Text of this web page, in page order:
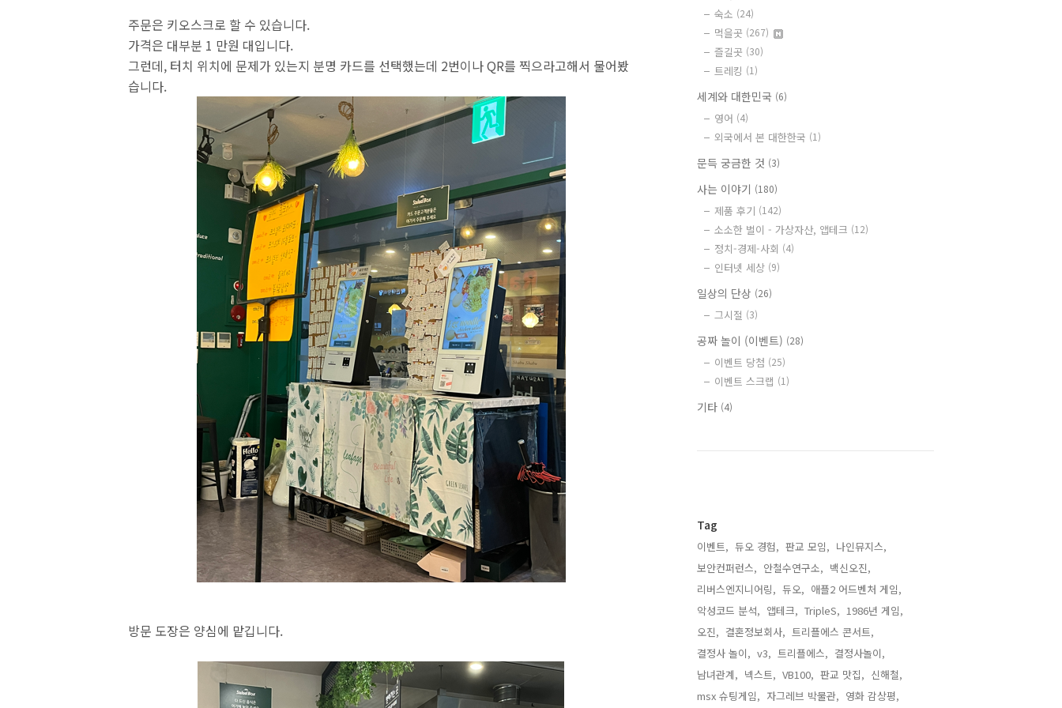
주문은 키오스크로 할 수 있습니다.
가격은 대부분 1 만원 대입니다.
그런데, 터치 위치에 문제가 있는지 분명 카드를 선택했는데 2번이나 QR를 찍으라고해서 물어봤
습니다.
방문 도장은 양심에 맡깁니다.
숙소 (24)
먹을곳 (267)
즐길곳 (30)
트레킹 (1)
세계와 대한민국 (6)
영어 (4)
외국에서 본 대한한국 (1)
문득 궁금한 것 (3)
사는 이야기 (180)
제품 후기 (142)
소소한 벌이 - 가상자산, 앱테크 (12)
정치-경제-사회 (4)
인터넷 세상 (9)
일상의 단상 (26)
그시절 (3)
공짜 놀이 (이벤트) (28)
이벤트 당첨 (25)
이벤트 스크랩 (1)
기타 (4)
Tag
이벤트, 듀오 경험, 판교 모임, 나인뮤지스,
보안컨퍼런스, 안철수연구소, 백신오진,
리버스엔지니어링, 듀오, 애플2 어드벤처 게임,
악성코드 분석, 앱테크, TripleS, 1986년 게임,
오진, 결혼정보회사, 트리플에스 콘서트,
결정사 놀이, v3, 트리플에스, 결정사놀이,
남녀관계, 넥스트, VB100, 판교 맛집, 신해철,
msx 슈팅게임, 자그레브 박물관, 영화 감상평,